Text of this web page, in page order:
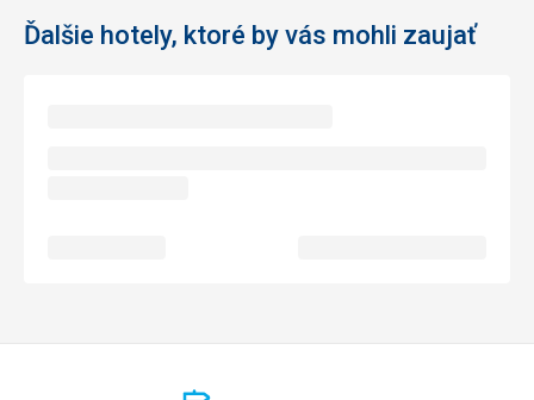
Ďalšie hotely, ktoré by vás mohli zaujať